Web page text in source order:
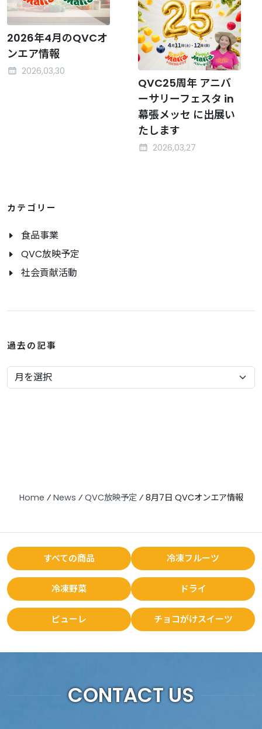
2026年4月のQVCオ
ンエア情報
2026,03,30
QVC25周年 アニバ
ーサリーフェスタ in
幕張メッセ に出展い
たします
2026,03,27
カテゴリー
食品事業
QVC放映予定
社会貢献活動
過去の記事
Home ⁄ News ⁄ QVC放映予定⁄ 8月7日 QVCオンエア情報
すべての商品 冷凍フルーツ
冷凍野菜 ドライ
ピューレ チョコがけスイーツ
CONTACT US